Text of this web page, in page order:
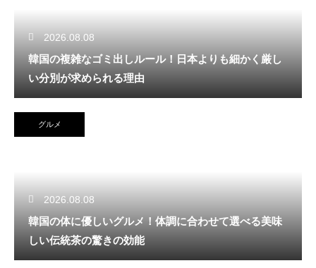
2026.08.08
韓国の複雑なゴミ出しルール！日本よりも細かく厳し
い分別が求められる理由
グルメ
2026.08.08
韓国の体に優しいグルメ！体調に合わせて選べる美味
しい伝統茶の驚きの効能